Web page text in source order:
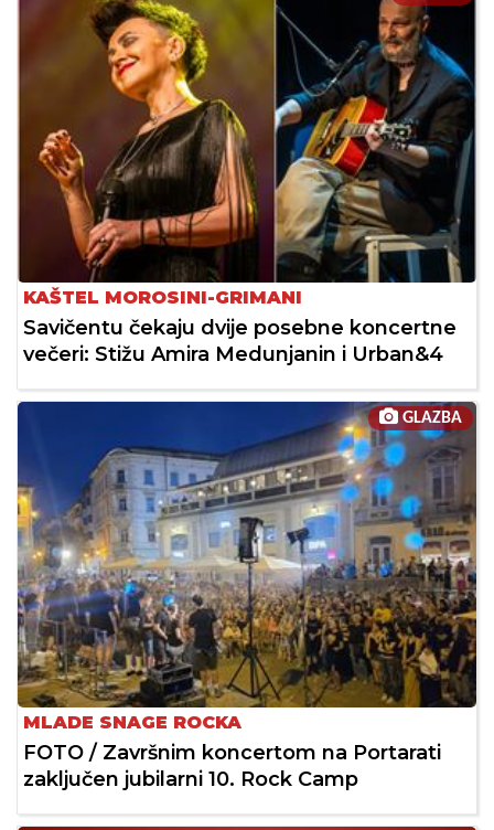
KAŠTEL MOROSINI-GRIMANI
Savičentu čekaju dvije posebne koncertne
večeri: Stižu Amira Medunjanin i Urban&4
GLAZBA
MLADE SNAGE ROCKA
FOTO / Završnim koncertom na Portarati
zaključen jubilarni 10. Rock Camp